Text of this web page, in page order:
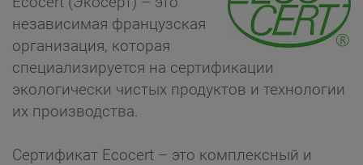
независимая французская
организация, которая
специализируется на сертификации
экологически чистых продуктов и технологии
их производства.
Сертификат Ecocert – это комплексный и